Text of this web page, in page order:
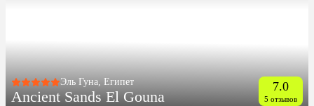
Эль Гуна, Египет
Ancient Sands El Gouna
7.0
5 отзывов